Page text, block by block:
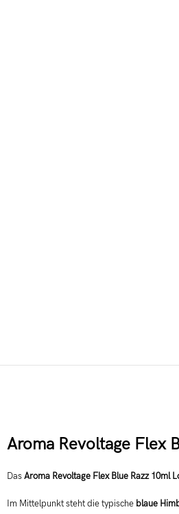
Aroma Revoltage Flex
DasAroma Revoltage Flex Blue Razz 10ml
Im Mittelpunkt steht die typische blaue